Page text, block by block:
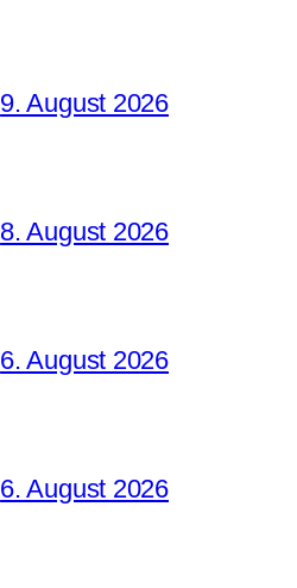
9. August 2026
8. August 2026
6. August 2026
6. August 2026